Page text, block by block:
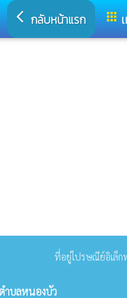
arrow_back_ios กลับหน้าแรก apps
ที่อยู่ไปรษณีย์อิเล็ก
ำบลหนองบัว